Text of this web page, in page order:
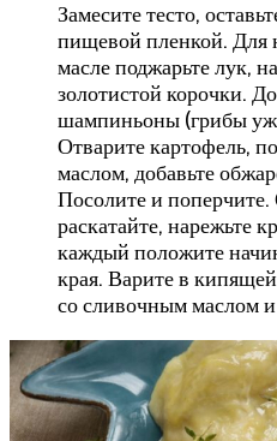
Замесите тесто,
пищевой пленкой. Для
масле поджарьте лук,
золотистой корочки.
шампиньоны (грибы
Отварите картофель,
маслом, добавьте
Посолите и поперчите.
раскатайте, нарежьте
каждый положите
края. Варите в
со сливочным маслом